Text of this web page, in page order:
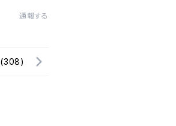
通報する
(308)